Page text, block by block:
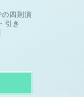
の四則演
引き